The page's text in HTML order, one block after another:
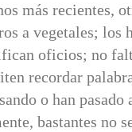
más recientes,
a vegetales; los
oficios; no
recordar
o han
bastantes no